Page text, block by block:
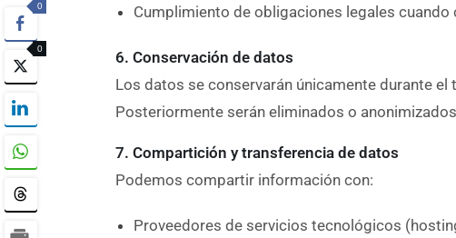
Cumplimiento de obligaciones legales cuando
6. Conservación de datos
Los datos se conservarán únicamente durante
Posteriormente serán eliminados o
7. Compartición y transferencia de datos
Podemos compartir información con:
Proveedores de servicios tecnológicos
0
0